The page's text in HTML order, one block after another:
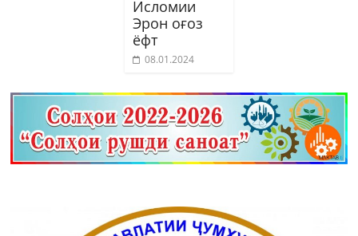
Исломии
Эрон оғоз
ёфт
08.01.2024